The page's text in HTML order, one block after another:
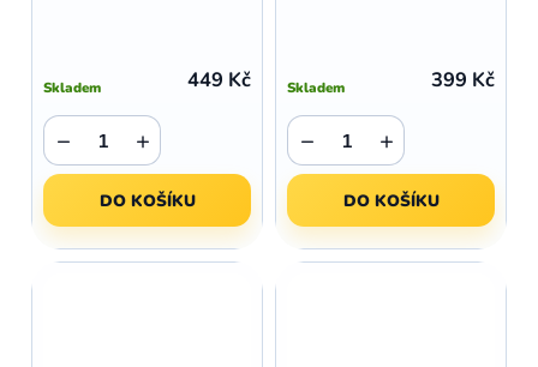
Skladem 449 Kč
+
−
DO KOŠÍKU
Skladem 399 Kč
+
−
DO KOŠÍKU